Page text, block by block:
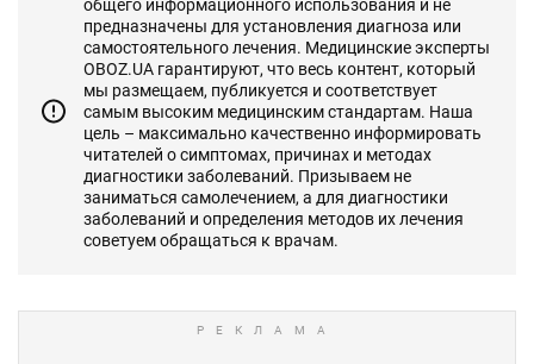
общего информационного использования и не
предназначены для установления диагноза или
самостоятельного лечения. Медицинские эксперты
OBOZ.UA гарантируют, что весь контент, который
мы размещаем, публикуется и соответствует
самым высоким медицинским стандартам. Наша
цель – максимально качественно информировать
читателей о симптомах, причинах и методах
диагностики заболеваний. Призываем не
заниматься самолечением, а для диагностики
заболеваний и определения методов их лечения
советуем обращаться к врачам.